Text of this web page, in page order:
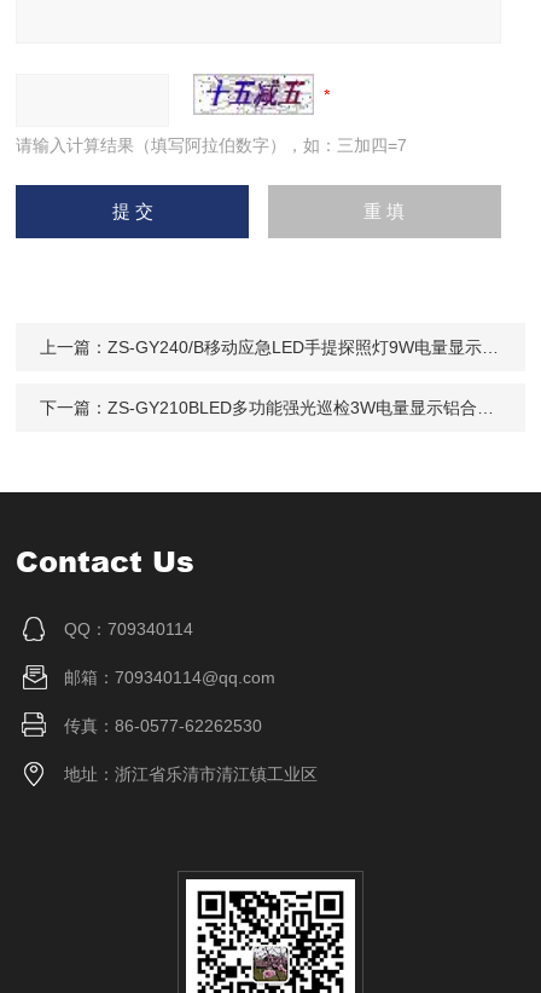
请输入计算结果（填写阿拉伯数字），如：三加四=7
上一篇：ZS-GY240/B移动应急LED手提探照灯9W电量显示防汛
下一篇：ZS-GY210BLED多功能强光巡检3W电量显示铝合金耐摔
Contact Us
QQ：709340114
邮箱：709340114@qq.com
传真：86-0577-62262530
地址：浙江省乐清市清江镇工业区